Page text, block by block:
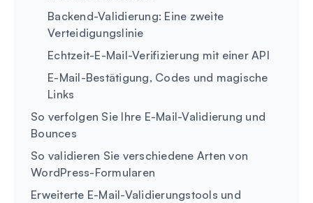
Backend-Validierung: Eine zweite
Verteidigungslinie
Echtzeit-E-Mail-Verifizierung mit einer API
E-Mail-Bestätigung, Codes und magische
Links
So verfolgen Sie Ihre E-Mail-Validierung und
Bounces
So validieren Sie verschiedene Arten von
WordPress-Formularen
Erweiterte E-Mail-Validierungstools und